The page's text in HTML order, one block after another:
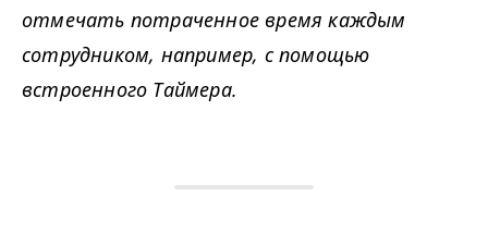
отмечать потраченное время каждым
сотрудником, например, с помощью
встроенного Таймера.